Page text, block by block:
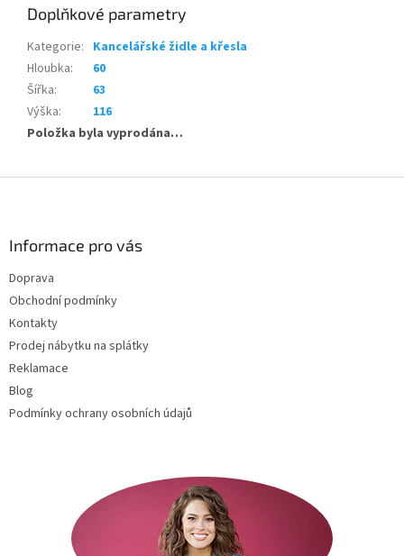
Doplňkové parametry
Kategorie: Kancelářské židle a křesla
Hloubka:
60
Šířka:
63
Výška:
116
Položka byla vyprodána…
Informace pro vás
Doprava
Obchodní podmínky
Kontakty
Prodej nábytku na splátky
Reklamace
Blog
Podmínky ochrany osobních údajů